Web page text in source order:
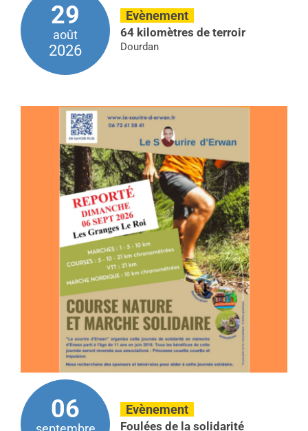
29
août
2026
Evènement
64 kilomètres de terroir
Dourdan
06 Evènement
Foulées de la solidarité